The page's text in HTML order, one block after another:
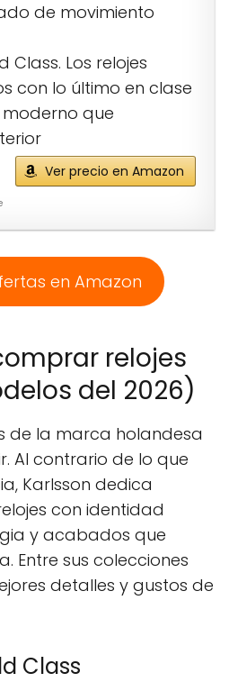
de movimiento
Class. Los relojes
con lo último en clase
moderno que
Ver precio en Amazon
en Amazon
relojes
del 2026)
de la marca holandesa
Al contrario de lo que
Karlsson dedica
con identidad
y acabados que
Entre sus colecciones
detalles y gustos de
Class